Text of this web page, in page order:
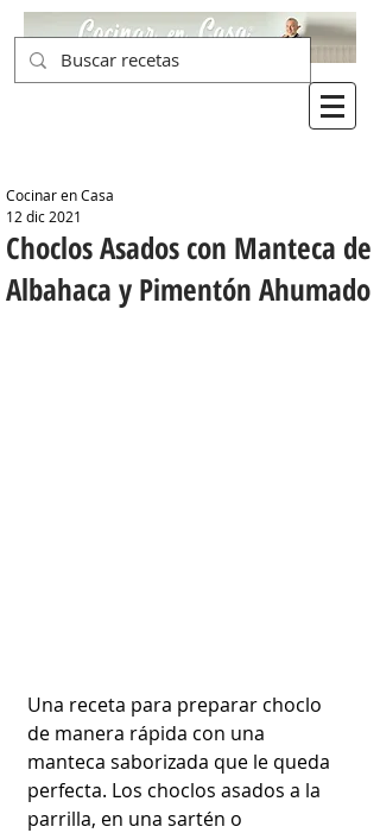
Choclos Asados con Manteca de
Albahaca y Pimentón Ahumado
Cocinar en Casa
12 dic 2021
Una receta para preparar choclo
de manera rápida con una
manteca saborizada que le queda
perfecta. Los choclos asados a la
parrilla, en una sartén o